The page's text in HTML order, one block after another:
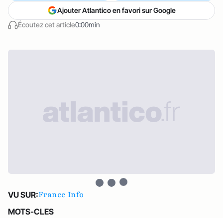
Écoutez cet article0:00min
Ajouter Atlantico en favori sur Google
VU SUR:France Info
MOTS-CLES